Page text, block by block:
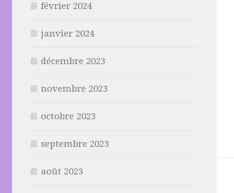
février 2024
janvier 2024
décembre 2023
novembre 2023
octobre 2023
septembre 2023
août 2023